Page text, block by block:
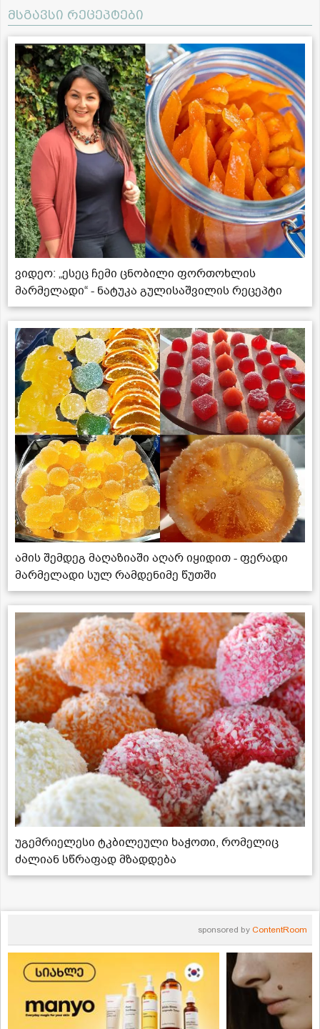
მსგავსი რეცეპტები
ვიდეო: „ესეც ჩემი ცნობილი ფორთოხლის
მარმელადი“ - ნატუკა გულისაშვილის რეცეპტი
ამის შემდეგ მაღაზიაში აღარ იყიდით - ფერადი
მარმელადი სულ რამდენიმე წუთში
უგემრიელესი ტკბილეული ხაჭოთი, რომელიც
ძალიან სწრაფად მზადდება
sponsored by ContentRoom